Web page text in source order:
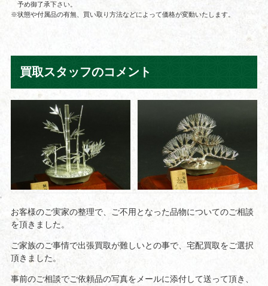
予め御了承下さい。
※状態や付属品の有無、買い取り方法などによって価格が変動いたします。
買取スタッフのコメント
お客様のご実家の整理で、ご不用となった品物についてのご相談
を頂きました。
ご家族のご事情で出張買取が難しいとの事で、宅配買取をご選択
頂きました。
事前のご相談でご依頼品の写真をメールに添付して送って頂き、